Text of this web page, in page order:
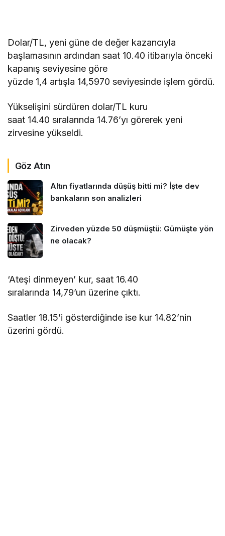
Dolar/TL, yeni güne de değer kazancıyla
başlamasının ardından saat 10.40 itibarıyla önceki
kapanış seviyesine göre
yüzde 1,4 artışla 14,5970 seviyesinde işlem gördü.
Yükselişini sürdüren dolar/TL kuru
saat 14.40 sıralarında 14.76’yı görerek yeni
zirvesine yükseldi.
Göz Atın
Altın fiyatlarında düşüş bitti mi? İşte dev
bankaların son analizleri
Zirveden yüzde 50 düşmüştü: Gümüşte yön
ne olacak?
‘Ateşi dinmeyen’ kur, saat 16.40
sıralarında 14,79’un üzerine çıktı.
Saatler 18.15’i gösterdiğinde ise kur 14.82’nin
üzerini gördü.